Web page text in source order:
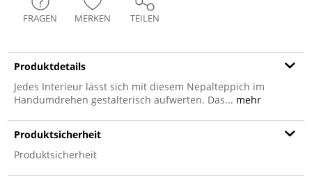
FRAGEN MERKEN TEILEN
Produktdetails
Jedes Interieur lässt sich mit diesem Nepalteppich im
Handumdrehen gestalterisch aufwerten. Das... mehr
Produktsicherheit
Produktsicherheit